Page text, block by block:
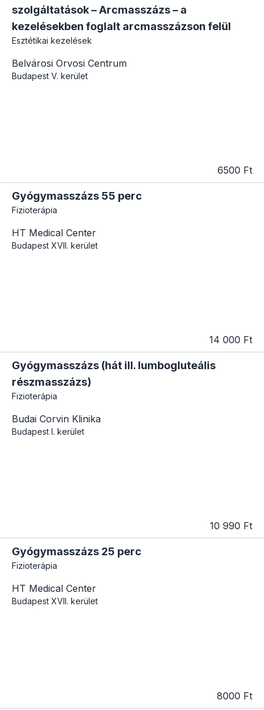
szolgáltatások – Arcmasszázs – a
kezelésekben foglalt arcmasszázson felül
Esztétikai kezelések
Belvárosi Orvosi Centrum
Budapest V. kerület
6500 Ft
Gyógymasszázs 55 perc
Fizioterápia
HT Medical Center
Budapest XVII. kerület
14 000 Ft
Gyógymasszázs (hát ill. lumbogluteális
részmasszázs)
Fizioterápia
Budai Corvin Klinika
Budapest I. kerület
10 990 Ft
Gyógymasszázs 25 perc
Fizioterápia
HT Medical Center
Budapest XVII. kerület
8000 Ft